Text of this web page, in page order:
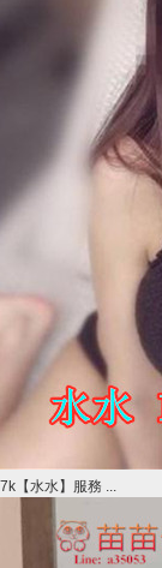
7k【水水】服務 ...